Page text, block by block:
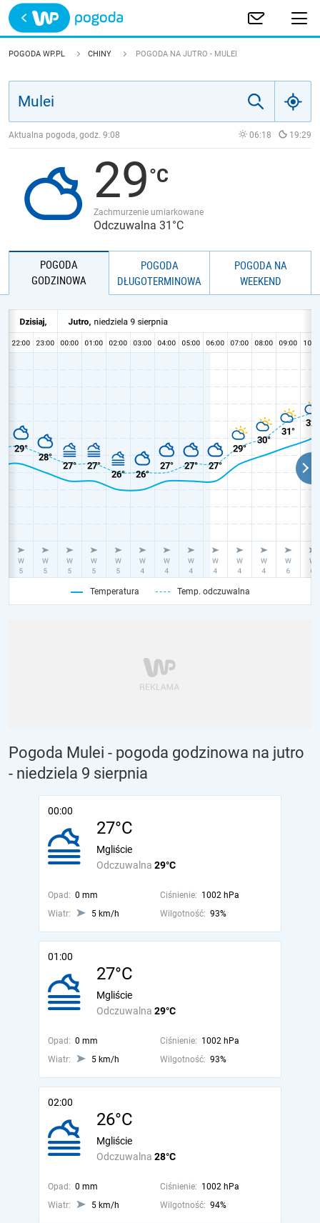
Trwa ładowanie
POLSKA
JAKOŚĆ POWIETRZA
POGODA WP.PL CHINY POGODA NA JUTRO - MULEI
Aktualna pogoda, godz. 9:08 06:18 19:29
29
Zachmurzenie umiarkowane
Odczuwalna 31°C
POGODA
GODZINOWA
POGODA
DŁUGOTERMINOWA
POGODA NA
WEEKEND
Temperatura Temp. odczuwalna
Pogoda Mulei - pogoda godzinowa na jutro
- niedziela 9 sierpnia
00:00
27°C
Odczuwalna 29°C
Mgliście
Opad: 0 mm Ciśnienie: 1002 hPa
Wiatr:
5 km/h Wilgotność: 93%
01:00
27°C
Odczuwalna 29°C
Mgliście
Opad: 0 mm Ciśnienie: 1002 hPa
Wiatr:
5 km/h Wilgotność: 93%
02:00
26°C
Odczuwalna 28°C
Mgliście
Opad: 0 mm Ciśnienie: 1002 hPa
Wiatr:
5 km/h Wilgotność: 94%